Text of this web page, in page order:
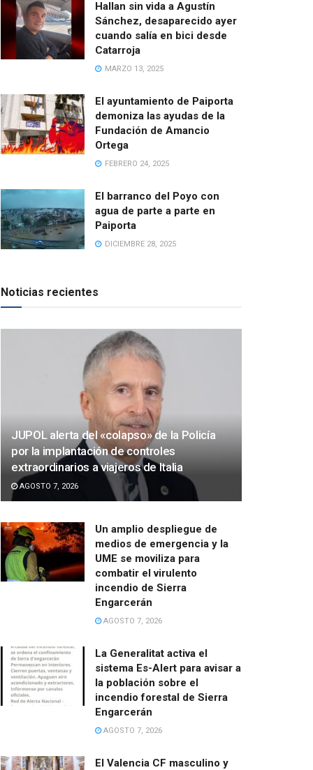
Hallan sin vida a Agustín
Sánchez, desaparecido ayer
cuando salía en bici desde
Catarroja
MARZO 13, 2025
El ayuntamiento de Paiporta
demoniza las ayudas de la
Fundación de Amancio
Ortega
FEBRERO 24, 2025
El barranco del Poyo con
agua de parte a parte en
Paiporta
DICIEMBRE 28, 2025
Noticias recientes
JUPOL alerta del «colapso» de la Policía
por la implantación de controles
extraordinarios a viajeros de Italia
AGOSTO 7, 2026
Un amplio despliegue de
medios de emergencia y la
UME se moviliza para
combatir el virulento
incendio de Sierra
Engarcerán
AGOSTO 7, 2026
La Generalitat activa el
sistema Es-Alert para avisar a
la población sobre el
incendio forestal de Sierra
Engarcerán
AGOSTO 7, 2026
El Valencia CF masculino y